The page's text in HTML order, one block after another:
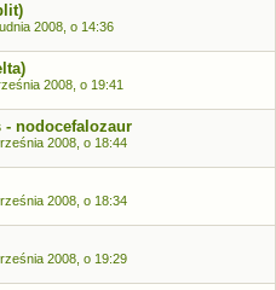
2008, o 14:36
2008, o 19:41
- nodocefalozaur
2008, o 18:44
2008, o 18:34
2008, o 19:29